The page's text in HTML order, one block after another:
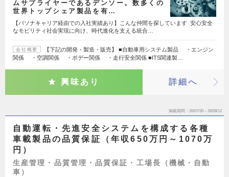
ムサプライヤーであるデンソー。数多くの
世界トップシェア製品を有…
【パソナキャリア経由での入社実績あり】こんな仲間を探しています 安心安全
なモビリティ社会実現に向け、時代進化を支える統合…
会社概要
【下記の開発・製造・販売】 ■自動車用システム製品 ・エンジン
関係 ・空調関係 ・ボデー関係 ・走行安全関係 ■ITS関連製…
興味あり 詳細へ
掲載期間 26/07/30～26/08/12
自動運転・先進安全システムを構成する各種
車載製品の品質保証（年収650万円～1070万
円）
生産管理・品質管理・品質保証・工場長（機械・自動
車）